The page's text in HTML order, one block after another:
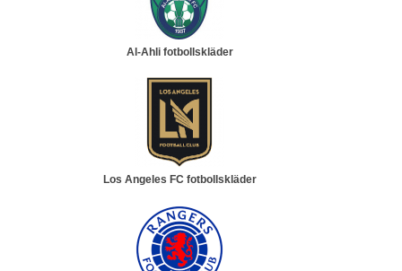
Al-Ahli fotbollskläder
Los Angeles FC fotbollskläder